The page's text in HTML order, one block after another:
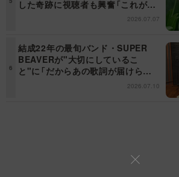
した奇跡に視聴者も興奮「これがテ
レビの面白さだよね！」＜日曜日の
2026.07.07
結成22年の最旬バンド・SUPER
BEAVERが"大切にしているこ
と"に「だからあの歌詞が届けられ
るんだ」共感の声＜日曜日の初耳学
2026.07.10